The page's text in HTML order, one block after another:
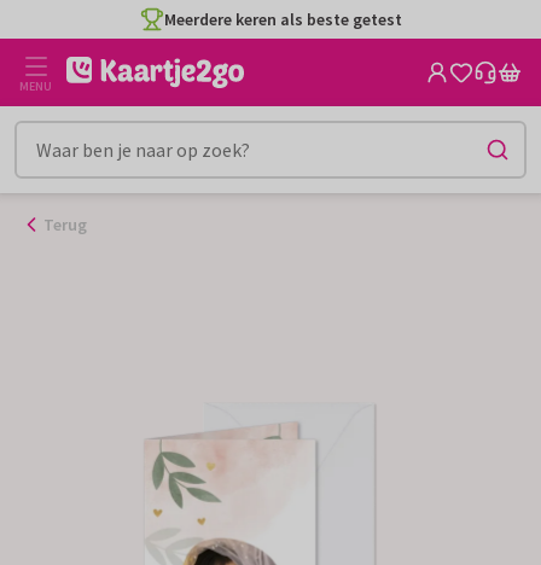
naar
inhoud
Meerdere keren als beste getest
MENU
Terug